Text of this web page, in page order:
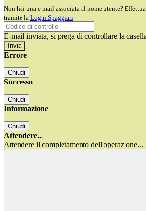
Non hai una e-mail associata al nome utente?
tramite la Login Spaggiari
E-mail inviata, si prega di controllare la
Errore
Chiudi
Successo
Chiudi
Informazione
Chiudi
Attendere...
Attendere il completamento dell'operazione...